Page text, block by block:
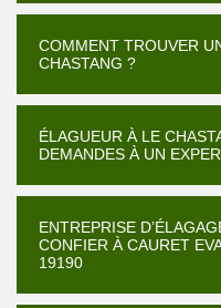
COMMENT TROUVER
CHASTANG ?
ÉLAGUEUR À LE
DEMANDES À UN
ENTREPRISE
CONFIER À CAURET
19190